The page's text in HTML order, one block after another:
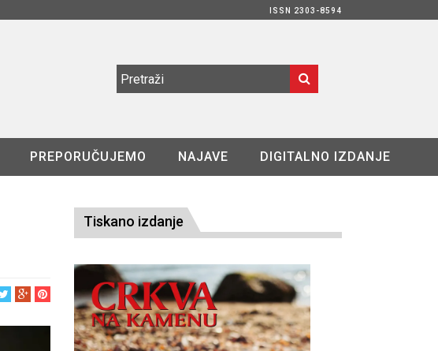
ISSN 2303-8594
PREPORUČUJEMO NAJAVE DIGITALNO IZDANJE
Tiskano izdanje